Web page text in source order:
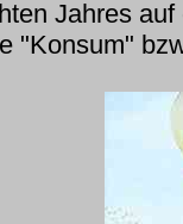
Jahres
"Konsum"